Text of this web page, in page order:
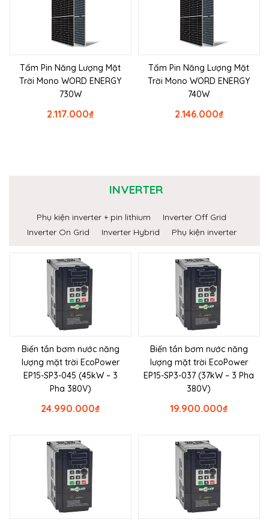
Tấm Pin Năng Lượng Mặt
Trời Mono WORD ENERGY
730W
₫
2.117.000
Tấm Pin Năng Lượng Mặt
Trời Mono WORD ENERGY
740W
₫
2.146.000
INVERTER
Phụ kiện inverter + pin lithium
Inverter Off Grid
Inverter On Grid
Inverter Hybrid Phụ kiện inverter
Biến tần bơm nước năng
lượng mặt trời EcoPower
EP15-SP3-045 (45kW – 3
Pha 380V)
₫
24.990.000
Biến tần bơm nước năng
lượng mặt trời EcoPower
EP15-SP3-037 (37kW – 3 Pha
380V)
₫
19.900.000